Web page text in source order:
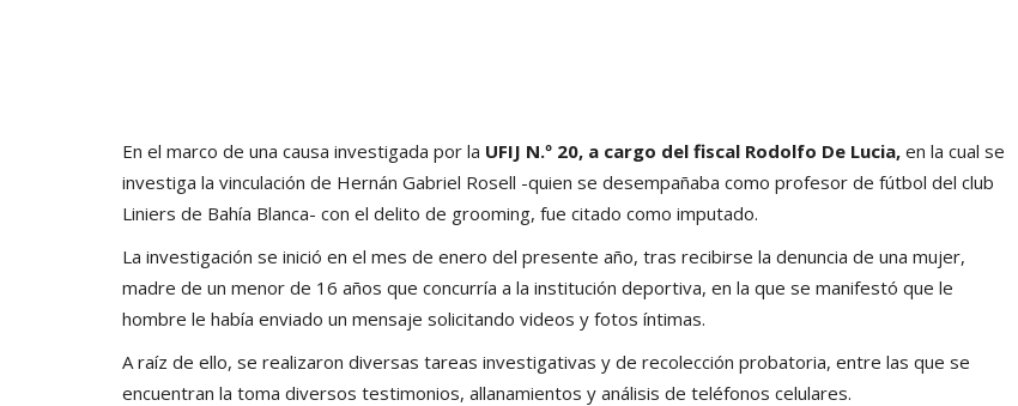
En el marco de una causa investigada por la UFIJ N.º 20, a cargo del fiscal Rodolfo De Lucia, en la cual se
investiga la vinculación de Hernán Gabriel Rosell -quien se desempañaba como profesor de fútbol del club
Liniers de Bahía Blanca- con el delito de grooming, fue citado como imputado.
La investigación se inició en el mes de enero del presente año, tras recibirse la denuncia de una mujer,
madre de un menor de 16 años que concurría a la institución deportiva, en la que se manifestó que le
hombre le había enviado un mensaje solicitando videos y fotos íntimas.
A raíz de ello, se realizaron diversas tareas investigativas y de recolección probatoria, entre las que se
encuentran la toma diversos testimonios, allanamientos y análisis de teléfonos celulares.